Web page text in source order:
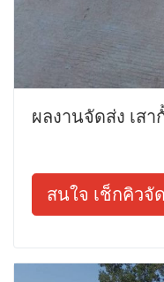
ผลงานจัดส่ง เสา
สนใจ เช็กคิวจั